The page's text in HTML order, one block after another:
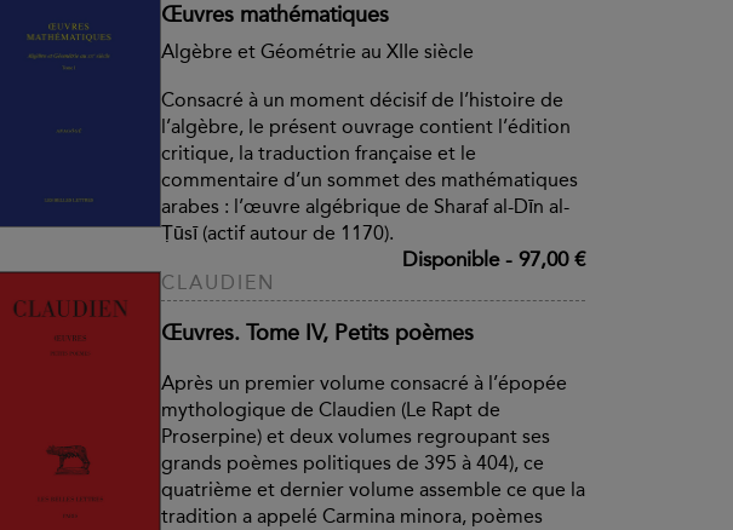
Œuvres mathématiques
Algèbre et Géométrie au XIIe siècle
Consacré à un moment décisif de l’histoire de
l’algèbre, le présent ouvrage contient l’édition
critique, la traduction française et le
commentaire d’un sommet des mathématiques
arabes : l’œuvre algébrique de Sharaf al-Dīn al-
Ṭūsī (actif autour de 1170).
Disponible- 97,00 €
CLAUDIEN
Œuvres. Tome IV, Petits poèmes
Après un premier volume consacré à l’épopée
mythologique de Claudien (Le Rapt de
Proserpine) et deux volumes regroupant ses
grands poèmes politiques de 395 à 404), ce
quatrième et dernier volume assemble ce que la
tradition a appelé Carmina minora, poèmes